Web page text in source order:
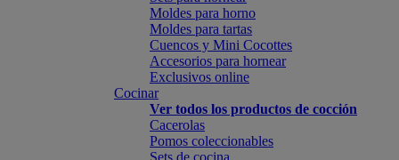
Moldes para horno
Moldes para tartas
Cuencos y Mini Cocottes
Accesorios para hornear
Exclusivos online
Cocinar
Ver todos los productos de cocción
Cacerolas
Pomos coleccionables
Sets de cocina